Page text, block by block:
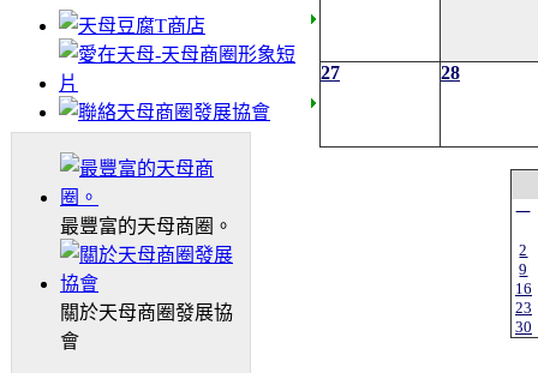
最豐富的天母商圈。
關於天母商圈發展協
會
27 28
一
2
9
16
23
30